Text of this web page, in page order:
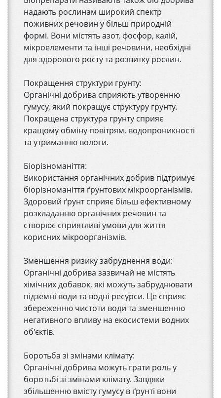
надають рослинам широкий спектр
поживних речовин у більш природній
формі. Вони містять азот, фосфор, калій,
мікроелементи та інші речовини, необхідні
для здорового росту та розвитку рослин.
Покращення структури грунту:
Органічні добрива сприяють утворенню
гумусу, який покращує структуру грунту.
Покращена структура грунту сприяє
кращому обміну повітрям, водопроникності
та утриманню вологи.
Біорізноманіття:
Використання органічних добрив підтримує
біорізноманіття ґрунтових мікроорганізмів.
Здоровий ґрунт сприяє більш ефективному
розкладанню органічних речовин та
створює сприятливі умови для життя
корисних мікроорганізмів.
Зменшення ризику забруднення води:
Органічні добрива зазвичай не містять
хімічних добавок, які можуть забруднювати
підземні води та водні ресурси. Це сприяє
збереженню чистоти води та зменшенню
негативного впливу на екосистеми водних
об'єктів.
Боротьба зі змінами клімату:
Органічні добрива можуть грати роль у
боротьбі зі змінами клімату. Завдяки
збільшенню вмісту гумусу в ґрунті вони